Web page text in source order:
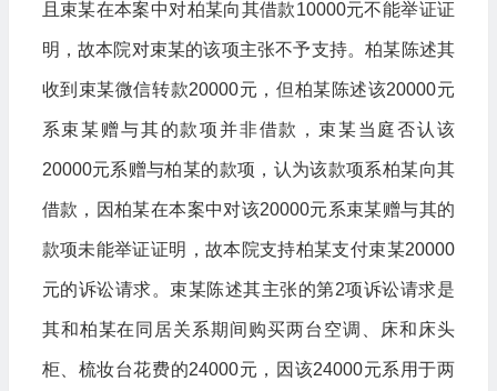
且束某在本案中对柏某向其借款10000元不能举证证
明，故本院对束某的该项主张不予支持。柏某陈述其
收到束某微信转款20000元，但柏某陈述该20000元
系束某赠与其的款项并非借款，束某当庭否认该
20000元系赠与柏某的款项，认为该款项系柏某向其
借款，因柏某在本案中对该20000元系束某赠与其的
款项未能举证证明，故本院支持柏某支付束某20000
元的诉讼请求。束某陈述其主张的第2项诉讼请求是
其和柏某在同居关系期间购买两台空调、床和床头
柜、梳妆台花费的24000元，因该24000元系用于两